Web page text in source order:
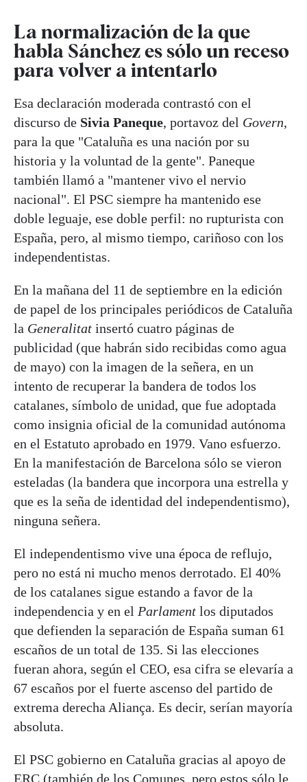
La normalización de la que
habla Sánchez es sólo un receso
para volver a intentarlo
Esa declaración moderada contrastó con el
discurso de Sivia Paneque, portavoz del Govern,
para la que "Cataluña es una nación por su
historia y la voluntad de la gente". Paneque
también llamó a "mantener vivo el nervio
nacional". El PSC siempre ha mantenido ese
doble leguaje, ese doble perfil: no rupturista con
España, pero, al mismo tiempo, cariñoso con los
independentistas.
En la mañana del 11 de septiembre en la edición
de papel de los principales periódicos de Cataluña
la Generalitat insertó cuatro páginas de
publicidad (que habrán sido recibidas como agua
de mayo) con la imagen de la señera, en un
intento de recuperar la bandera de todos los
catalanes, símbolo de unidad, que fue adoptada
como insignia oficial de la comunidad autónoma
en el Estatuto aprobado en 1979. Vano esfuerzo.
En la manifestación de Barcelona sólo se vieron
esteladas (la bandera que incorpora una estrella y
que es la seña de identidad del independentismo),
ninguna señera.
El independentismo vive una época de reflujo,
pero no está ni mucho menos derrotado. El 40%
de los catalanes sigue estando a favor de la
independencia y en el Parlament los diputados
que defienden la separación de España suman 61
escaños de un total de 135. Si las elecciones
fueran ahora, según el CEO, esa cifra se elevaría a
67 escaños por el fuerte ascenso del partido de
extrema derecha Aliança. Es decir, serían mayoría
absoluta.
El PSC gobierno en Cataluña gracias al apoyo de
ERC (también de los Comunes, pero estos sólo le